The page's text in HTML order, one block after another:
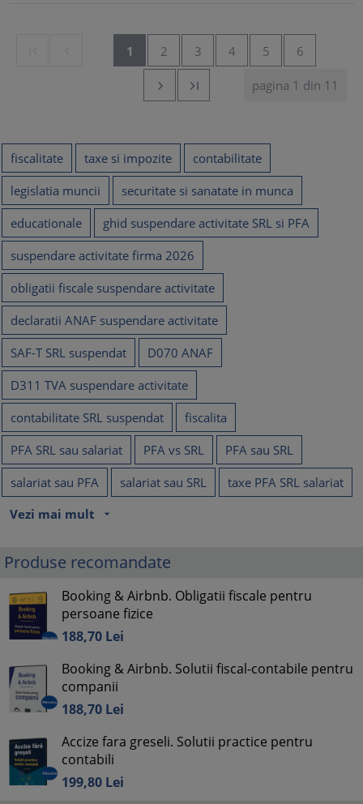
1 2 3 4 5 6
pagina 1 din 11


fiscalitate taxe si impozite
contabilitate
legislatia muncii
securitate si sanatate in munca
educationale
ghid suspendare activitate SRL si PFA
suspendare activitate firma 2026
obligatii fiscale suspendare activitate
declaratii ANAF suspendare activitate
SAF-T SRL suspendat
D070 ANAF
D311 TVA suspendare activitate
contabilitate SRL suspendat
fiscalita
PFA SRL sau salariat
PFA vs SRL
PFA sau SRL
salariat sau PFA
salariat sau SRL
taxe PFA SRL salariat
Vezi mai mult
arrow_drop_down
Produse recomandate
Booking & Airbnb. Obligatii fiscale pentru
persoane fizice
188,70 Lei
Booking & Airbnb. Solutii fiscal-contabile pentru
companii
188,70 Lei
Accize fara greseli. Solutii practice pentru
contabili
199,80 Lei